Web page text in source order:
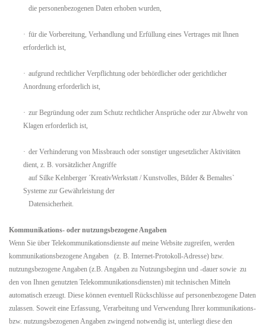
die personenbezogenen Daten erhoben wurden,
· für die Vorbereitung, Verhandlung und Erfüllung eines Vertrages mit Ihnen
erforderlich ist,
· aufgrund rechtlicher Verpflichtung oder behördlicher oder gerichtlicher
Anordnung erforderlich ist,
· zur Begründung oder zum Schutz rechtlicher Ansprüche oder zur Abwehr von
Klagen erforderlich ist,
· der Verhinderung von Missbrauch oder sonstiger ungesetzlicher Aktivitäten
dient, z. B. vorsätzlicher Angriffe
auf Silke Kelnberger ´KreativWerkstatt / Kunstvolles, Bilder & Bemaltes`
Systeme zur Gewährleistung der
Datensicherheit.
Kommunikations- oder nutzungsbezogene Angaben
Wenn Sie über Telekommunikationsdienste auf meine Website zugreifen, werden
kommunikationsbezogene Angaben (z. B. Internet-Protokoll-Adresse) bzw.
nutzungsbezogene Angaben (z.B. Angaben zu Nutzungsbeginn und -dauer sowie zu
den von Ihnen genutzten Telekommunikationsdiensten) mit technischen Mitteln
automatisch erzeugt. Diese können eventuell Rückschlüsse auf personenbezogene Daten
zulassen. Soweit eine Erfassung, Verarbeitung und Verwendung Ihrer kommunikations-
bzw. nutzungsbezogenen Angaben zwingend notwendig ist, unterliegt diese den